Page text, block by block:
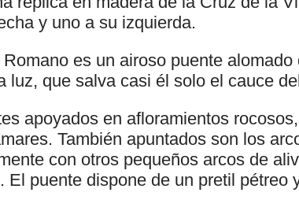
y uno a su izquierda.
es un airoso puente alomado
luz, que salva casi él solo el cauce
apoyados en afloramientos
También apuntados son los
con otros pequeños arcos de
El puente dispone de un pretil pétreo